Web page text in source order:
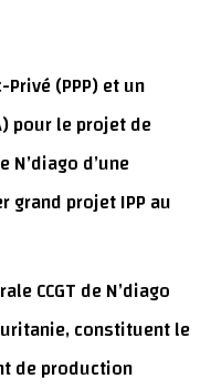
(PPP) et un
pour le projet de
d’une
grand projet IPP au
CCGT de N’diago
constituent le
de production